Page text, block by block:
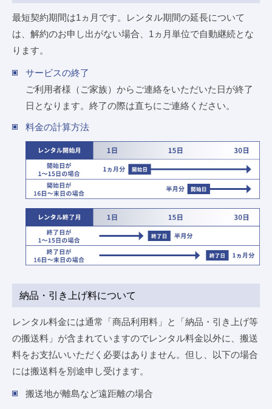
最短契約期間は1ヵ月です。レンタル期間の延長について
は、解約のお申し出がない場合、1ヵ月単位で自動継続とな
ります。
サービスの終了
ご利用者様（ご家族）からご連絡をいただいた日が終了
日となります。終了の際は直ちにご連絡ください。
料金の計算方法
納品・引き上げ料について
レンタル料金には通常「商品利用料」と「納品・引き上げ等
の搬送料」が含まれていますのでレンタル料金以外に、搬送
料をお支払いいただく必要はありません。但し、以下の場合
には搬送料を別途申し受けます。
搬送地が離島など遠距離の場合